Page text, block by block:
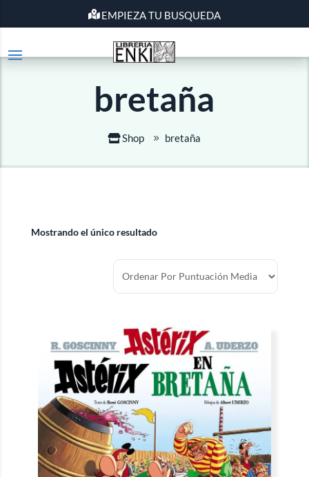
EMPIEZA TU BUSQUEDA
bretaña
Shop bretaña
Mostrando el único resultado